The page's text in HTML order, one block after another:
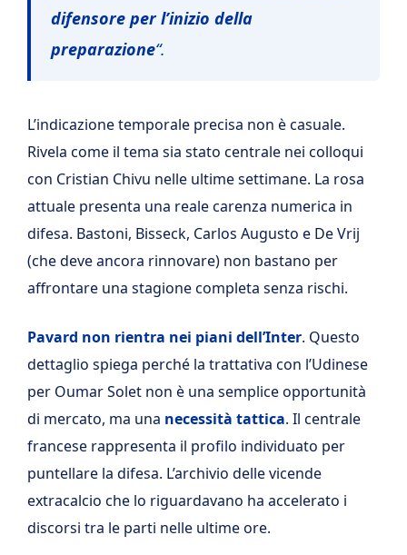
difensore per l’inizio della
preparazione“.
L’indicazione temporale precisa non è casuale.
Rivela come il tema sia stato centrale nei colloqui
con Cristian Chivu nelle ultime settimane. La rosa
attuale presenta una reale carenza numerica in
difesa. Bastoni, Bisseck, Carlos Augusto e De Vrij
(che deve ancora rinnovare) non bastano per
affrontare una stagione completa senza rischi.
Pavard non rientra nei piani dell’Inter. Questo
dettaglio spiega perché la trattativa con l’Udinese
per Oumar Solet non è una semplice opportunità
di mercato, ma una necessità tattica. Il centrale
francese rappresenta il profilo individuato per
puntellare la difesa. L’archivio delle vicende
extracalcio che lo riguardavano ha accelerato i
discorsi tra le parti nelle ultime ore.